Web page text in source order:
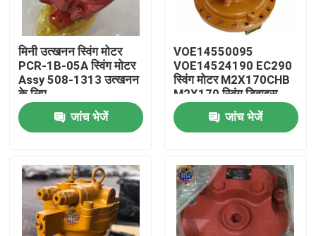
उत्पादों
हमारे बारे में
मिनी उत्खनन स्विंग मोटर
PCR-1B-05A स्विंग मोटर
Assy 508-1313 उत्खनन
के लिए
जांच भेजें
VOE14550095
VOE14524190 EC290
स्विंग मोटर M2X170CHB
M2X170 स्विंग डिवाइस
जांच भेजें